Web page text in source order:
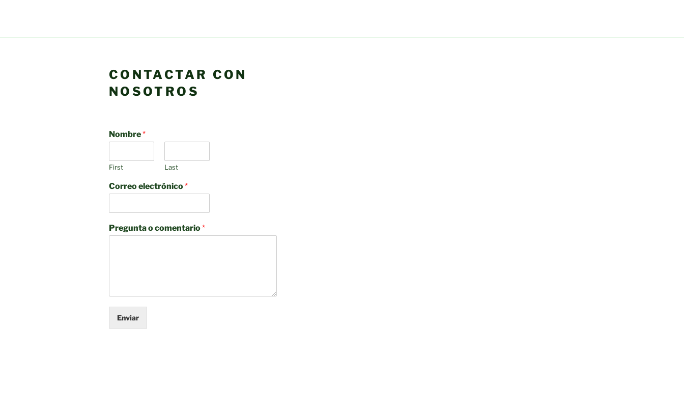
CONTACTAR CON
NOSOTROS
Nombre*
First Last
Correo electrónico*
Pregunta o comentario*
Enviar